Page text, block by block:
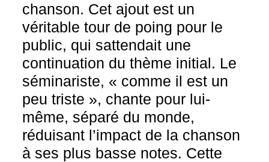
chanson. Cet ajout est un
véritable tour de poing pour le
public, qui sattendait une
continuation du thème initial. Le
séminariste, « comme il est un
peu triste », chante pour lui-
même, séparé du monde,
réduisant l’impact de la chanson
à ses plus basse notes. Cette